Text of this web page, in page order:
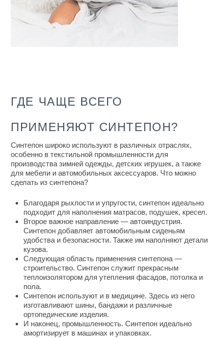
ГДЕ ЧАЩЕ ВСЕГО
ПРИМЕНЯЮТ СИНТЕПОН?
Синтепон широко используют в различных отраслях,
особенно в текстильной промышленности для
производства зимней одежды, детских игрушек, а также
для мебели и автомобильных аксессуаров. Что можно
сделать из синтепона?
Благодаря рыхлости и упругости, синтепон идеально
подходит для наполнения матрасов, подушек, кресел.
Второе важное направление — автоиндустрия.
Синтепон добавляет автомобильным сиденьям
удобства и безопасности. Также им наполняют детали
кузова.
Следующая область применения синтепона—
строительство. Синтепон служит прекрасным
теплоизолятором для утепления фасадов, потолка и
пола.
Синтепон используют и в медицине. Здесь из него
изготавливают шины, бандажи и различные
ортопедические изделия.
И наконец, промышленность. Синтепон идеально
амортизирует в машинах и упаковках.